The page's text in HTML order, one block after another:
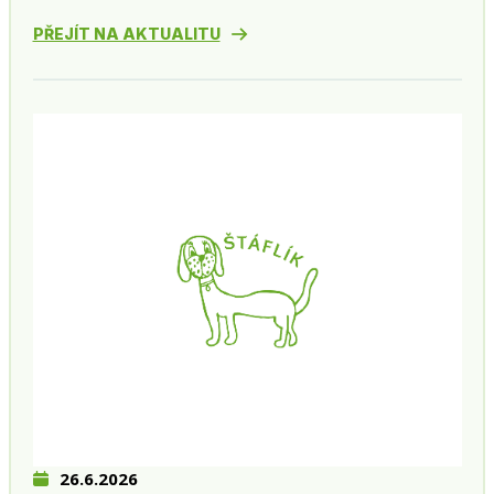
PŘEJÍT NA AKTUALITU
26.6.2026